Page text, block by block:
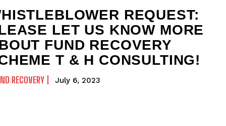
REQUEST:
LET US KNOW MORE
FUND RECOVERY
T & H CONSULTING!
RECOVERY July 6, 2023